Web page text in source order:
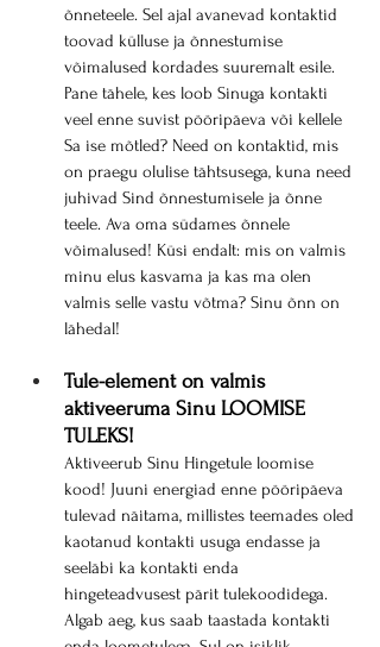
õnneteele. Sel ajal avanevad kontaktid
toovad külluse ja õnnestumise
võimalused kordades suuremalt esile.
Pane tähele, kes loob Sinuga kontakti
veel enne suvist pööripäeva või kellele
Sa ise mõtled? Need on kontaktid, mis
on praegu olulise tähtsusega, kuna need
juhivad Sind õnnestumisele ja õnne
teele. Ava oma südames õnnele
võimalused! Küsi endalt: mis on valmis
minu elus kasvama ja kas ma olen
valmis selle vastu võtma? Sinu õnn on
lähedal!
Tule-element on valmis
aktiveeruma Sinu LOOMISE
TULEKS!
Aktiveerub Sinu Hingetule loomise
kood! Juuni energiad enne pööripäeva
tulevad näitama, millistes teemades oled
kaotanud kontakti usuga endasse ja
seeläbi ka kontakti enda
hingeteadvusest pärit tulekoodidega.
Algab aeg, kus saab taastada kontakti